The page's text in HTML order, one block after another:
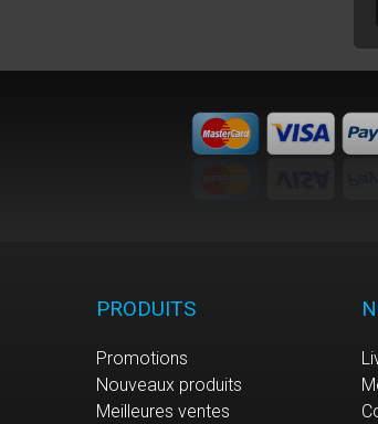
PRODUITS
Promotions
Nouveaux produits
Meilleures ventes